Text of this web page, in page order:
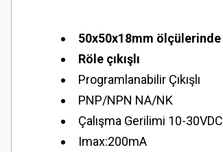
50x50x18mm ölçülerinde
Röle çıkışlı
Programlanabilir Çıkışlı
PNP/NPN NA/NK
Çalışma Gerilimi 10-30VDC
Imax:200mA